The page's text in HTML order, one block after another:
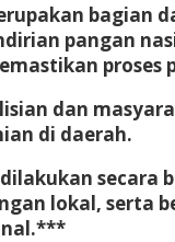
bagian
pangan
dan
di daerah.
secara
lokal, serta